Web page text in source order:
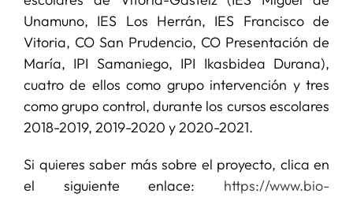
Unamuno, IES Los Herrán, IES Francisco de
Vitoria, CO San Prudencio, CO Presentación de
María, IPI Samaniego, IPI Ikasbidea Durana),
cuatro de ellos como grupo intervención y tres
como grupo control, durante los cursos escolares
2018-2019, 2019-2020 y 2020-2021.
Si quieres saber más sobre el proyecto, clica en
el siguiente enlace: https://www.bio-